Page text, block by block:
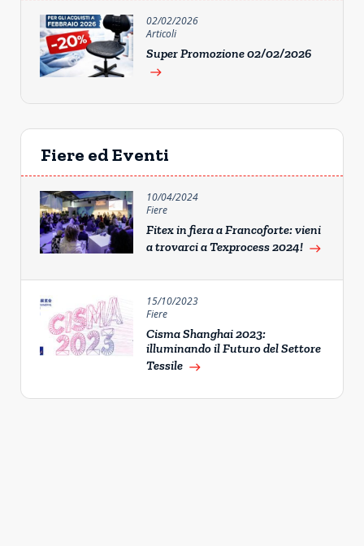
02/02/2026
Articoli
Super Promozione 02/02/2026
east
Fiere ed Eventi
10/04/2024
Fiere
Fitex in fiera a Francoforte: vieni
a trovarci a Texprocess 2024! east
15/10/2023
Fiere
Cisma Shanghai 2023:
illuminando il Futuro del Settore
Tessile east